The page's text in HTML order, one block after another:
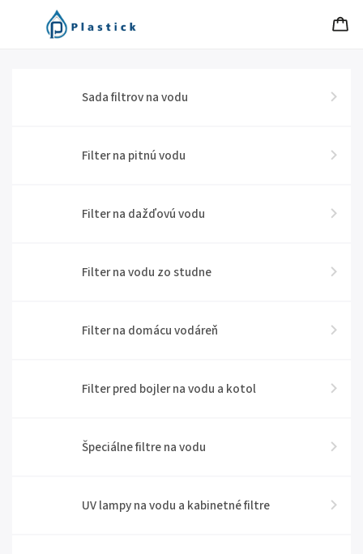
Sada filtrov na vodu
Filter na pitnú vodu
Filter na dažďovú vodu
Filter na vodu zo studne
Filter na domácu vodáreň
Filter pred bojler na vodu a kotol
Špeciálne filtre na vodu
UV lampy na vodu a kabinetné filtre